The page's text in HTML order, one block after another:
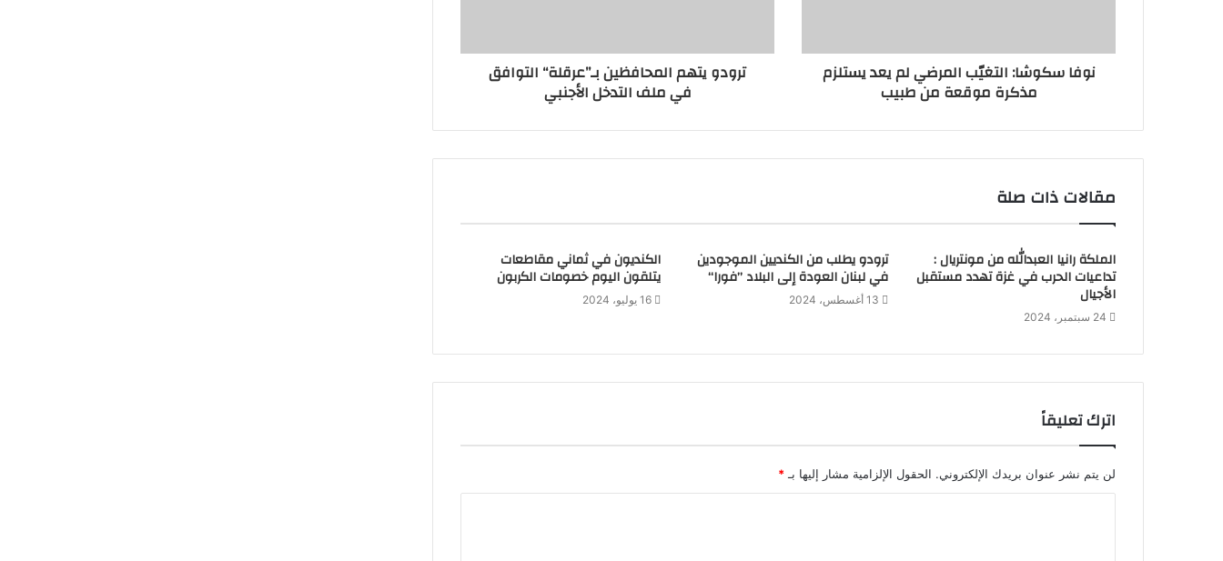
نوفا سكوشا: التغيّب المرضي لم يعد يستلزم
مذكرة موقعة من طبيب
ترودو يتهم المحافظين بـ’’عرقلة‘‘ التوافق
في ملف التدخل الأجنبي
مقالات ذات صلة
الملكة رانيا العبدالله من مونتريال :
تداعيات الحرب في غزة تهدد مستقبل
الأجيال
24 سبتمبر، 2024
ترودو يطلب من الكنديين الموجودين
في لبنان العودة إلى البلاد ’’فورا‘‘
13 أغسطس، 2024
الكنديون في ثماني مقاطعات
يتلقون اليوم خصومات الكربون
16 يوليو، 2024
اترك تعليقاً
لن يتم نشر عنوان بريدك الإلكتروني. الحقول الإلزامية مشار إليها بـ *